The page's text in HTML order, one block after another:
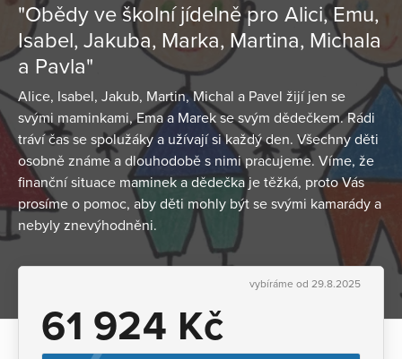
"Obědy ve školní jídelně pro Alici, Emu,
Isabel, Jakuba, Marka, Martina, Michala
a Pavla"
Alice, Isabel, Jakub, Martin, Michal a Pavel žijí jen se
svými maminkami, Ema a Marek se svým dědečkem. Rádi
tráví čas se spolužáky a užívají si každý den. Všechny děti
osobně známe a dlouhodobě s nimi pracujeme. Víme, že
finanční situace maminek a dědečka je těžká, proto Vás
prosíme o pomoc, aby děti mohly být se svými kamarády a
nebyly znevýhodněni.
vybíráme od 29.8.2025
61 924 Kč